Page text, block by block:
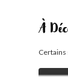
À
Certains